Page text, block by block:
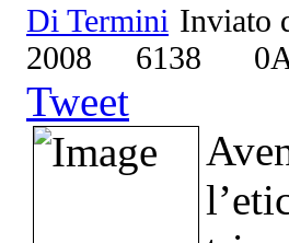
Inviato
2008 6138 0
Tweet